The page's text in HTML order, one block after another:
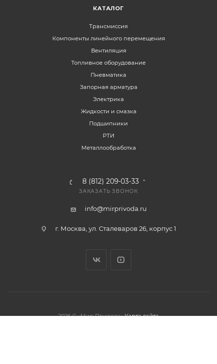
КАТАЛОГ
Трансмиссия
Компоненты линейного перемещения
Вентиляция
Топливное оборудование
Пневматика
Запорная арматура
Электрика
Жидкости и смазка
Подшипники
РТИ
Металлообработка
8 (812) 209-03-33
ЗАКАЗАТЬ ЗВОНОК
info@mirprivoda.ru
г. Москва, ул. Сталеваров 26, корпус 1
2026 © «Мир Привода» Карта сайта